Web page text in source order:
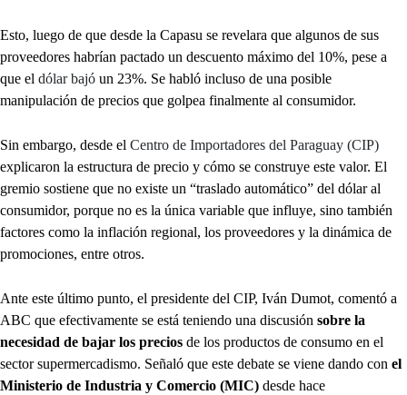
Esto, luego de que desde la Capasu se revelara que algunos de sus
proveedores habrían pactado un descuento máximo del 10%, pese a
que el dólar bajó un 23%. Se habló incluso de una posible
manipulación de precios que golpea finalmente al consumidor.
Sin embargo, desde el Centro de Importadores del Paraguay (CIP)
explicaron la estructura de precio y cómo se construye este valor. El
gremio sostiene que no existe un “traslado automático” del dólar al
consumidor, porque no es la única variable que influye, sino también
factores como la inflación regional, los proveedores y la dinámica de
promociones, entre otros.
Ante este último punto, el presidente del CIP, Iván Dumot, comentó a
ABC que efectivamente se está teniendo una discusión sobre la
necesidad de bajar los precios de los productos de consumo en el
sector supermercadismo. Señaló que este debate se viene dando con el
Ministerio de Industria y Comercio (MIC) desde hace